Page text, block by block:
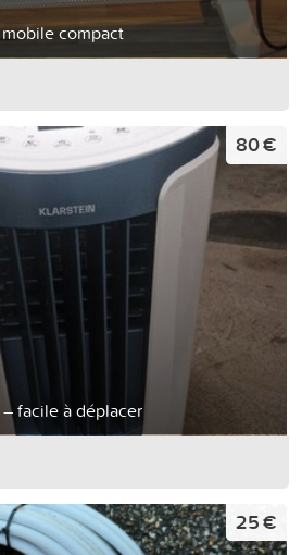
compact
facile à déplacer
80 €
25 €